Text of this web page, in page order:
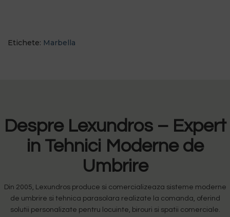
Etichete: Marbella
Despre Lexundros – Expert
in Tehnici Moderne de
Umbrire
Din 2005, Lexundros produce si comercializeaza sisteme moderne
de umbrire si tehnica parasolara realizate la comanda, oferind
solutii personalizate pentru locuinte, birouri si spatii comerciale.